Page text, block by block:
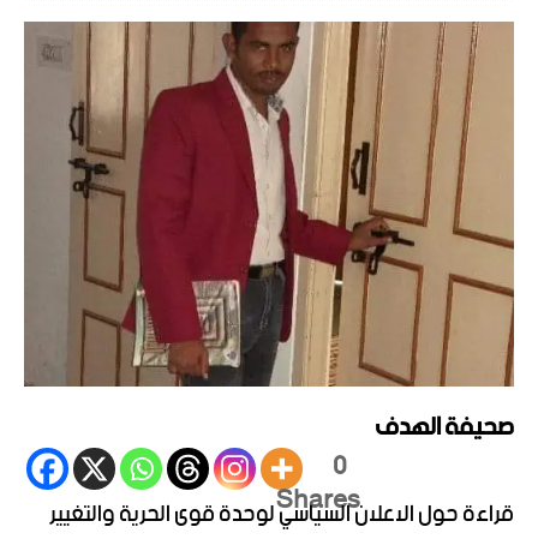
صحيفة الهدف
0
Shares
قراءة حول الاعلان السياسي لوحدة قوى الحرية والتغيير